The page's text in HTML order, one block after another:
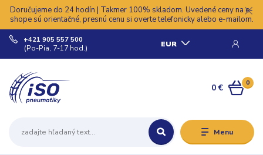
Doručujeme do 24 hodín | Takmer 100% skladom. Uvedené ceny na e-
shope sú orientačné, presnú cenu si overte telefonicky alebo e-mailom.
Menu
EUR
+421 905 557 500
(Po-Pia, 7-17 hod.)
0
0 €